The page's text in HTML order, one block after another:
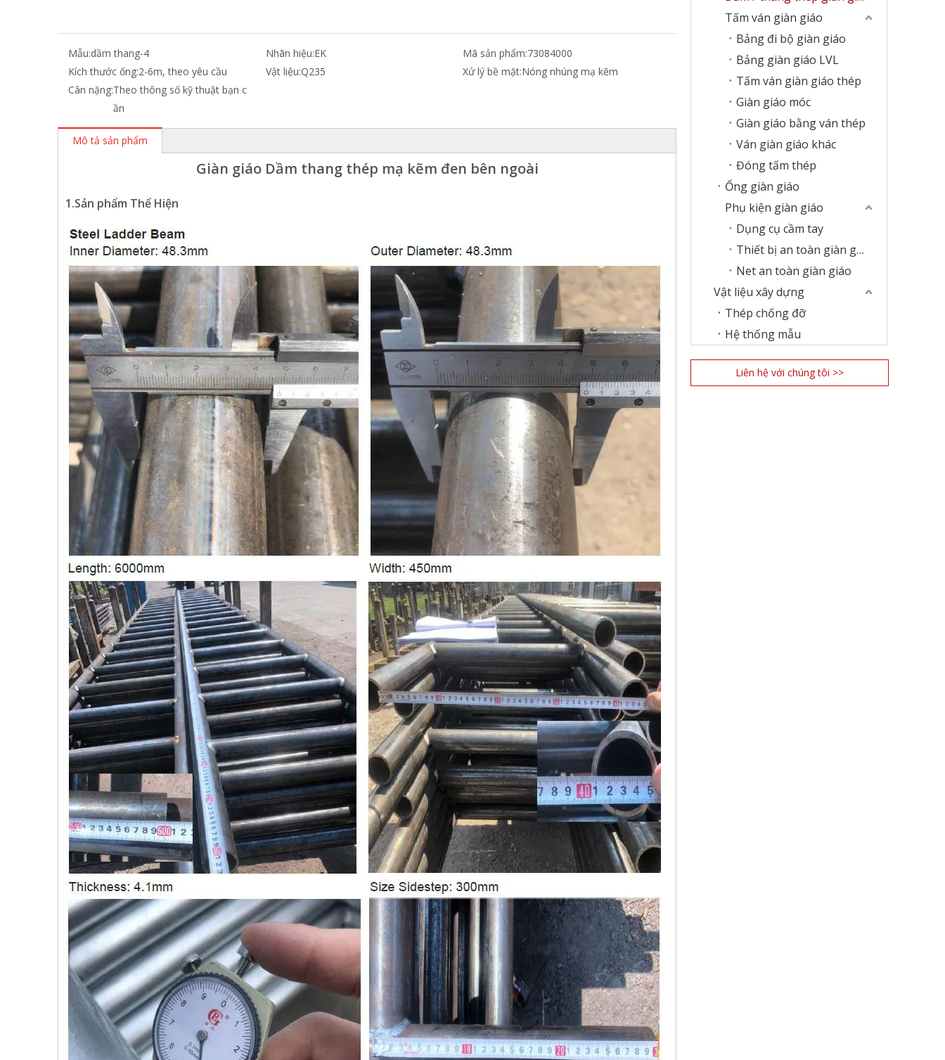
Mẫu:dầm thang-4 Nhãn hiệu:EK Mã sản phẩm:73084000
Kích thước ống:2-6m, theo yêu cầu Vật liệu:Q235 Xử lý bề mặt:Nóng nhúng mạ kẽm
Cân nặng:Theo thông số kỹ thuật bạn c
ần
Mô tả sản phẩm
Giàn giáo Dầm thang thép mạ kẽm đen bên ngoài
1.Sản phẩm Thể Hiện
Tấm ván giàn giáo
Bảng đi bộ giàn giáo
Bảng giàn giáo LVL
Tấm ván giàn giáo thép
Giàn giáo móc
Giàn giáo bằng ván thép
Ván giàn giáo khác
Đóng tấm thép
Ống giàn giáo
Phụ kiện giàn giáo
Dụng cụ cầm tay
Thiết bị an toàn giàn giáo
Net an toàn giàn giáo
Vật liệu xây dựng
Thép chống đỡ
Hệ thống mẫu
Liên hệ với chúng tôi >>